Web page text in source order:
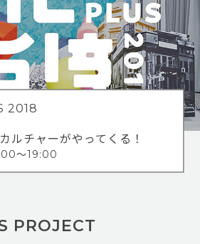
2018
ルチャーがやってくる！
〜19:00
PROJECT